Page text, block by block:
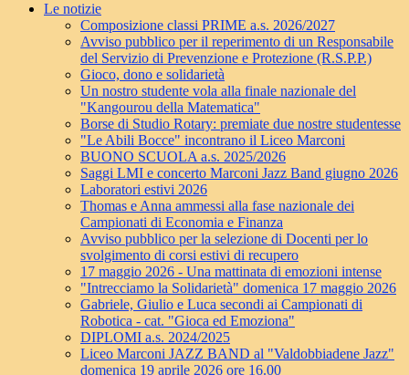
Le notizie
Composizione classi PRIME a.s. 2026/2027
Avviso pubblico per il reperimento di un Responsabile
del Servizio di Prevenzione e Protezione (R.S.P.P.)
Gioco, dono e solidarietà
Un nostro studente vola alla finale nazionale del
"Kangourou della Matematica"
Borse di Studio Rotary: premiate due nostre studentesse
"Le Abili Bocce" incontrano il Liceo Marconi
BUONO SCUOLA a.s. 2025/2026
Saggi LMI e concerto Marconi Jazz Band giugno 2026
Laboratori estivi 2026
Thomas e Anna ammessi alla fase nazionale dei
Campionati di Economia e Finanza
Avviso pubblico per la selezione di Docenti per lo
svolgimento di corsi estivi di recupero
17 maggio 2026 - Una mattinata di emozioni intense
"Intrecciamo la Solidarietà" domenica 17 maggio 2026
Gabriele, Giulio e Luca secondi ai Campionati di
Robotica - cat. "Gioca ed Emoziona"
DIPLOMI a.s. 2024/2025
Liceo Marconi JAZZ BAND al "Valdobbiadene Jazz"
domenica 19 aprile 2026 ore 16.00